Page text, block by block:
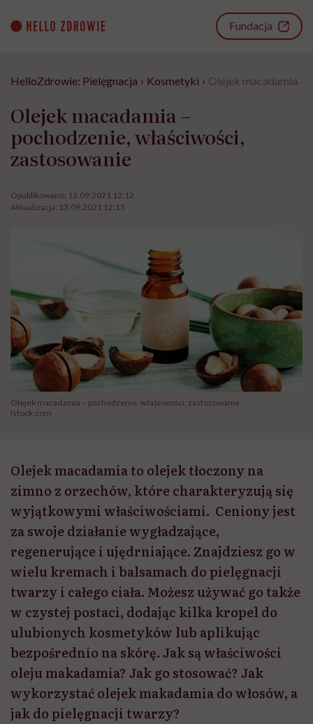
content
Fundacja
HelloZdrowie: Pielęgnacja › Kosmetyki › Olejek macadamia –
Olejek macadamia –
pochodzenie, właściwości,
zastosowanie
Opublikowano: 13.09.2021 12:12
Aktualizacja: 13.09.2021 12:15
Olejek macadamia – pochodzenie, właściwości, zastosowanie
Istock.com
Olejek macadamia to olejek tłoczony na
zimno z orzechów, które charakteryzują się
wyjątkowymi właściwościami. Ceniony jest
za swoje działanie wygładzające,
regenerujące i ujędrniające. Znajdziesz go w
wielu kremach i balsamach do pielęgnacji
twarzy i całego ciała. Możesz używać go także
w czystej postaci, dodając kilka kropel do
ulubionych kosmetyków lub aplikując
bezpośrednio na skórę. Jak są właściwości
oleju makadamia? Jak go stosować? Jak
wykorzystać olejek makadamia do włosów, a
jak do pielęgnacji twarzy?